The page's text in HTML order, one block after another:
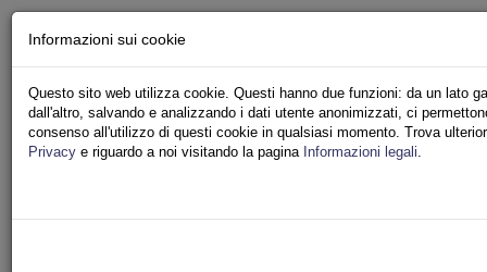
Iscriviti Online
Ricerca
Area Stampa
UNIONE SINDACALE DI BASE SETTORE VIGILI
Informazioni sui cookie
Questo sito web utilizza cookie. Questi hanno due funzioni: da un lato
dall'altro, salvando e analizzando i dati utente anonimizzati, ci
consenso all'utilizzo di questi cookie in qualsiasi momento. Trova
Privacy e riguardo a noi visitando la pagina Informazioni legali.